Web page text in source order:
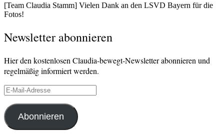
[Team Claudia Stamm] Vielen Dank an den LSVD Bayern für die
Fotos!
Bayerischer
Bildungsausschuss,
LSVD
Bayern,
Queer,
Queer
Franken,
Queer
Pride
Würzburg,
Newsletter abonnieren
Hier den kostenlosen Claudia-bewegt-Newsletter abonnieren und
regelmäßig informiert werden.
E-
Mail-
Adresse
Abonnieren